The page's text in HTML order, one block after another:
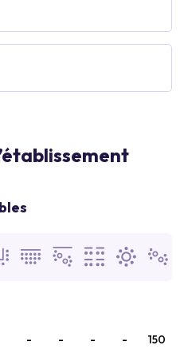
- - - - 150